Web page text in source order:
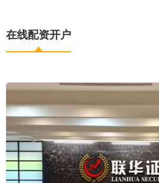
在线配资开户